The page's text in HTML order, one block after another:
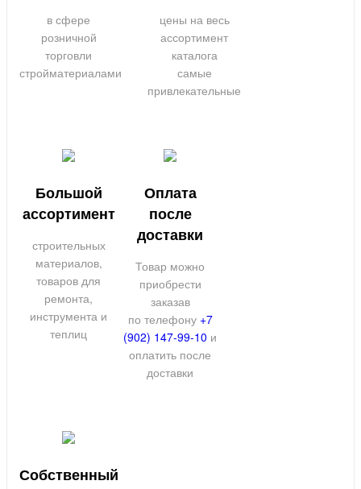
в сфере
розничной
торговли
стройматериалами
цены на весь
ассортимент
каталога
самые
привлекательные
Большой
ассортимент
строительных
материалов,
товаров для
ремонта,
инструмента и
теплиц
Оплата
после
доставки
Товар можно
приобрести
заказав
по телефону +7
(902) 147-99-10 и
оплатить после
доставки
Собственный